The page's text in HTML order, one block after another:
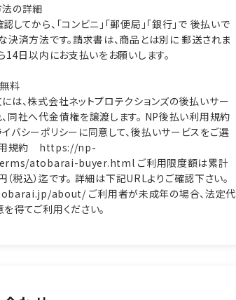
の詳細
してから、「コンビニ」「郵便局」「銀行」で 後払いで
決済方法です。請求書は、商品とは別に 郵送されま
14日以内にお支払いをお願いします。
料
は、株式会社ネットプロテクションズの後払いサー
同社へ代金債権を譲渡します。 NP後払い利用規約
バシーポリシーに同意して、後払いサービスをご選
用規約 https://np-
atobarai-buyer.html ご利用限度額は累計
税込）迄です。 詳細は下記URLよりご確認下さい。
about/ ご利用者が未成年の場合、法定代
得てご利用ください。